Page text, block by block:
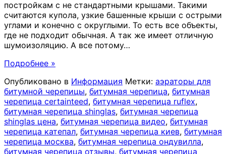
постройкам с не стандартными крышами. Такими
считаются купола, узкие башенные крыши с острыми
углами и конечно с округлыми. То есть все объекты,
где не подходит обычная. А так же имеет отличную
шумоизоляцию. А все потому…
Подробнее »
Опубликовано в Информация Метки: аэраторы для
битумной черепицы, битумная черепица, битумная
черепица certainteed, битумная черепица ruflex,
битумная черепица shinglas, битумная черепица
shinglas цена, битумная черепица видео, битумная
черепица катепал, битумная черепица киев, битумная
черепица москва, битумная черепица ондувилла,
битумная черепица отзывы, битумная черепица